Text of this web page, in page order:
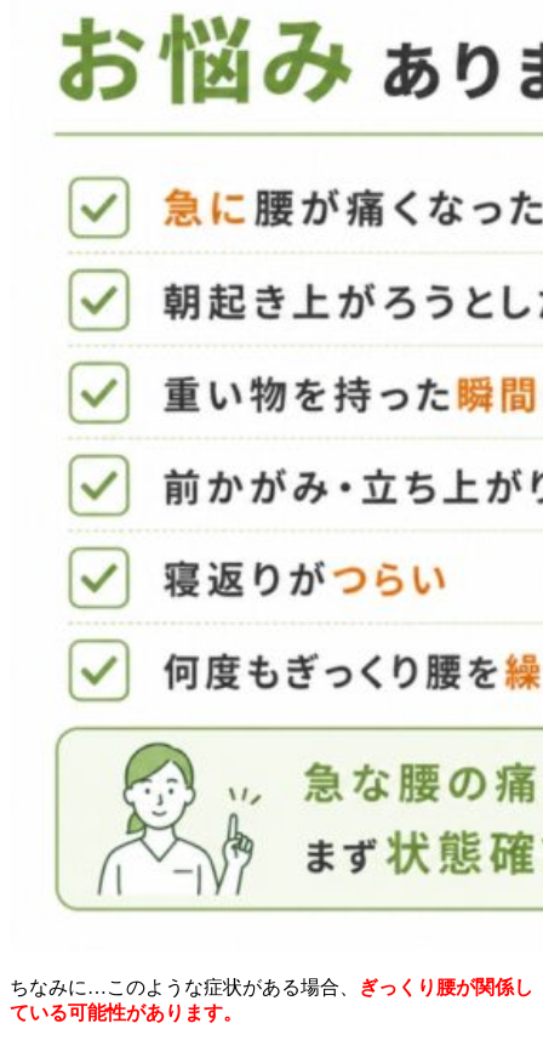
ちなみに…このような症状がある場合、
ぎっくり腰が関係し
ている可能性があります。